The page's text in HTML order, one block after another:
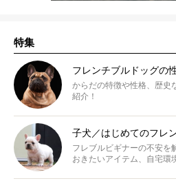
特集
フレンチブルドッグの
からだの特徴や性格、歴史
紹介！
子犬／はじめてのフレ
フレブルビギナーの不安を
おきたいアイテム、自宅環